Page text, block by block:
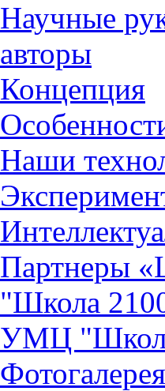
Научные
авторы
Концепция
Наши
Партнеры
"Школа
УМЦ
Фотогалерея